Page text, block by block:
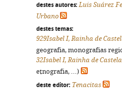
destes autores: Luis Suárez
Urbano
destes temas:
929Isabel I, Rainha de
geografia, monografias
32Isabel I, Rainha de Castela
etnografia, ...)
deste editor: Tenacitas